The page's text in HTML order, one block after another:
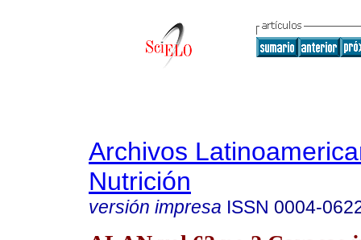
Archivos
Nutrición
versión impresa ISSN 0004-